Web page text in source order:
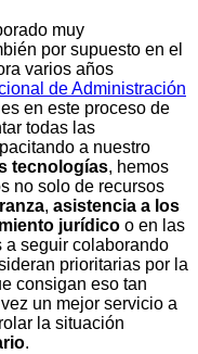
muy
por supuesto en el
varios años
de Administración
en este proceso de
todas las
a nuestro
tecnologías, hemos
no solo de recursos
, asistencia a los
jurídico o en las
a seguir colaborando
prioritarias por la
consigan eso tan
un mejor servicio a
la situación
.